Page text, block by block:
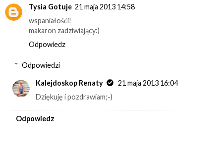
Tysia Gotuje 21 maja 2013 14:58
wspaniałośći!
makaron zadziwiający:)
Odpowiedz
Odpowiedzi
Kalejdoskop Renaty
21 maja 2013 16:04
Dziękuję i pozdrawiam;-)
Odpowiedz